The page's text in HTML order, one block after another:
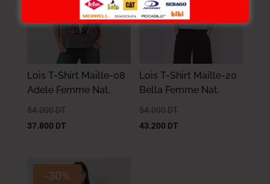
Lois T-Shirt Maille-08
Adele Femme Nat.
54.000 DT
37.800 DT
Lois T-Shirt Maille-20
Bella Femme Nat.
54.000 DT
43.200 DT
-30%